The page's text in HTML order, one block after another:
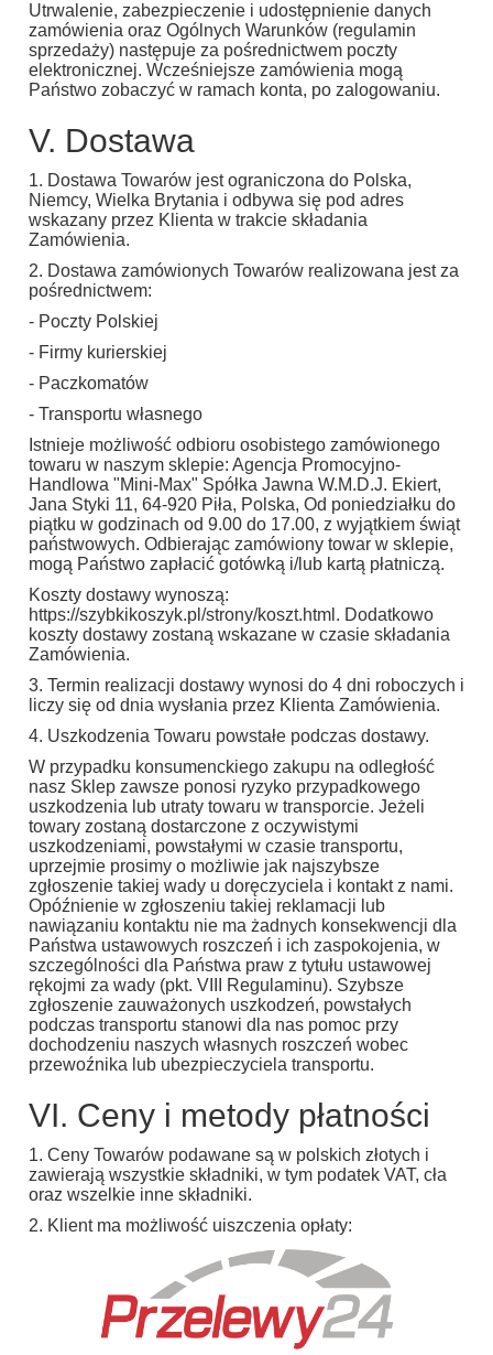
Utrwalenie, zabezpieczenie i udostępnienie danych
zamówienia oraz Ogólnych Warunków (regulamin
sprzedaży) następuje za pośrednictwem poczty
elektronicznej. Wcześniejsze zamówienia mogą
Państwo zobaczyć w ramach konta, po zalogowaniu.
V. Dostawa
1. Dostawa Towarów jest ograniczona do Polska,
Niemcy, Wielka Brytania i odbywa się pod adres
wskazany przez Klienta w trakcie składania
Zamówienia.
2. Dostawa zamówionych Towarów realizowana jest za
pośrednictwem:
- Poczty Polskiej
- Firmy kurierskiej
- Paczkomatów
- Transportu własnego
Istnieje możliwość odbioru osobistego zamówionego
towaru w naszym sklepie: Agencja Promocyjno-
Handlowa "Mini-Max" Spółka Jawna W.M.D.J. Ekiert,
Jana Styki 11, 64-920 Piła, Polska, Od poniedziałku do
piątku w godzinach od 9.00 do 17.00, z wyjątkiem świąt
państwowych. Odbierając zamówiony towar w sklepie,
mogą Państwo zapłacić gotówką i/lub kartą płatniczą.
Koszty dostawy wynoszą:
https://szybkikoszyk.pl/strony/koszt.html. Dodatkowo
koszty dostawy zostaną wskazane w czasie składania
Zamówienia.
3. Termin realizacji dostawy wynosi do 4 dni roboczych i
liczy się od dnia wysłania przez Klienta Zamówienia.
4. Uszkodzenia Towaru powstałe podczas dostawy.
W przypadku konsumenckiego zakupu na odległość
nasz Sklep zawsze ponosi ryzyko przypadkowego
uszkodzenia lub utraty towaru w transporcie. Jeżeli
towary zostaną dostarczone z oczywistymi
uszkodzeniami, powstałymi w czasie transportu,
uprzejmie prosimy o możliwie jak najszybsze
zgłoszenie takiej wady u doręczyciela i kontakt z nami.
Opóźnienie w zgłoszeniu takiej reklamacji lub
nawiązaniu kontaktu nie ma żadnych konsekwencji dla
Państwa ustawowych roszczeń i ich zaspokojenia, w
szczególności dla Państwa praw z tytułu ustawowej
rękojmi za wady (pkt. VIII Regulaminu). Szybsze
zgłoszenie zauważonych uszkodzeń, powstałych
podczas transportu stanowi dla nas pomoc przy
dochodzeniu naszych własnych roszczeń wobec
przewoźnika lub ubezpieczyciela transportu.
VI. Ceny i metody płatności
1. Ceny Towarów podawane są w polskich złotych i
zawierają wszystkie składniki, w tym podatek VAT, cła
oraz wszelkie inne składniki.
2. Klient ma możliwość uiszczenia opłaty: